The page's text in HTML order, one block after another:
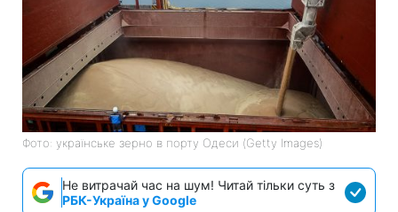
Фото: українське зерно в порту Одеси (Getty Images)
Не витрачай час на шум! Читай тільки суть з
РБК-Україна у Google